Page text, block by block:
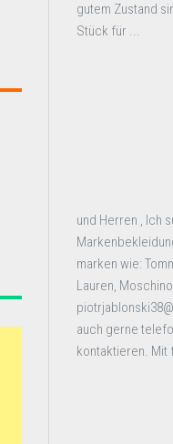
gutem Zustand
Stück für ...
und Herren , Ich
marken wie:
Lauren,
auch gerne
kontaktieren. Mit